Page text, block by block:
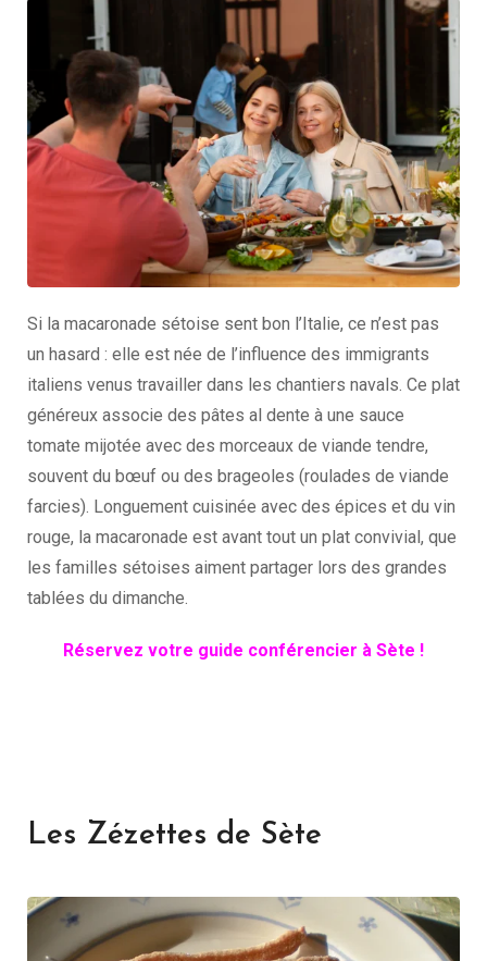
Si la macaronade sétoise sent bon l’Italie, ce n’est pas
un hasard : elle est née de l’influence des immigrants
italiens venus travailler dans les chantiers navals. Ce plat
généreux associe des pâtes al dente à une sauce
tomate mijotée avec des morceaux de viande tendre,
souvent du bœuf ou des brageoles (roulades de viande
farcies). Longuement cuisinée avec des épices et du vin
rouge, la macaronade est avant tout un plat convivial, que
les familles sétoises aiment partager lors des grandes
tablées du dimanche.
Réservez votre guide conférencier à Sète !
Les Zézettes de Sète